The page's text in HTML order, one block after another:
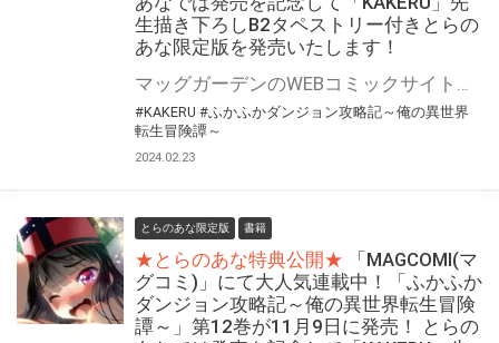
生描き下ろしB2タペストリー付きとらの
あな限定版を発売いたします！
#KAKERU #ふかふかダンジョン攻略記～俺の異世界
転生冒険譚～
2024.02.23
とらのあな限定版 書籍
★とらのあな特典公開★
「MAGCOMI(マ
グコミ)」にて大人気連載中！「ふかふか
ダンジョン攻略記～俺の異世界転生冒険
譚～」第12巻が11月9日に発売！ とらの